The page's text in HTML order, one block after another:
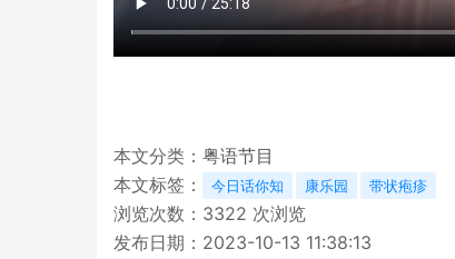
本文分类： 粤语节目
本文标签：
今日话你知 康乐园 带状疱疹
浏览次数： 3322 次浏览
发布日期：2023-10-13 11:38:13